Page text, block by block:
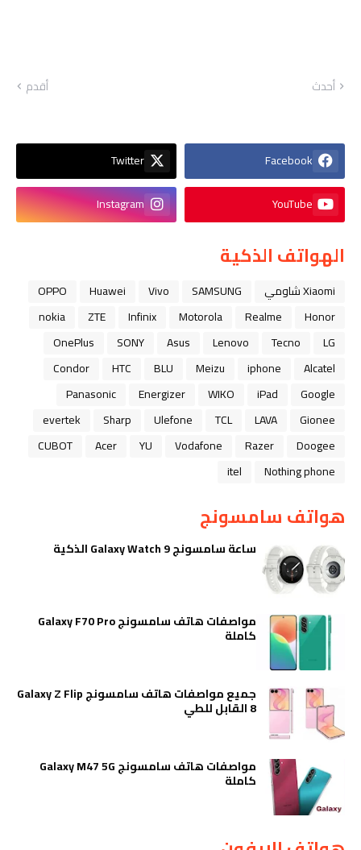
أحدث أقدم
Facebook
Twitter
YouTube
Instagram
الهواتف الذكية
Xiaomi شاومي SAMSUNG
Vivo
Huawei
OPPO
Honor
Realme
Motorola
Infinix
ZTE
nokia
LG
Tecno
Lenovo
Asus
SONY
OnePlus
Alcatel
iphone
Meizu
BLU
HTC
Condor
Google
iPad
WIKO
Energizer
Panasonic
Gionee
LAVA
TCL
Ulefone
Sharp
evertek
Doogee
Razer
Vodafone
YU
Acer
CUBOT
Nothing phone
itel
هواتف سامسونج
ساعة سامسونج Galaxy Watch 9 الذكية
مواصفات هاتف سامسونج Galaxy F70 Pro
كاملة
جميع مواصفات هاتف سامسونج Galaxy Z Flip
8 القابل للطي
مواصفات هاتف سامسونج Galaxy M47 5G
كاملة